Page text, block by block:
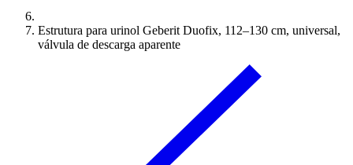
Estrutura para urinol Geberit Duofix, 112–130 cm, universal,
válvula de descarga aparente